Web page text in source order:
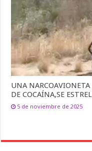
UNA
DE COCAÍNA,SE
5 de noviembre de 2025